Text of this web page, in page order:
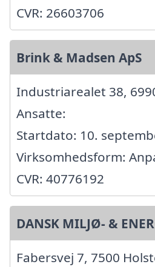
CVR: 26603706
Brink & Madsen ApS
Industriarealet 38,
Ansatte:
Startdato: 10.
Virksomhedsform:
CVR: 40776192
DANSK MILJØ- &
Fabersvej 7, 7500